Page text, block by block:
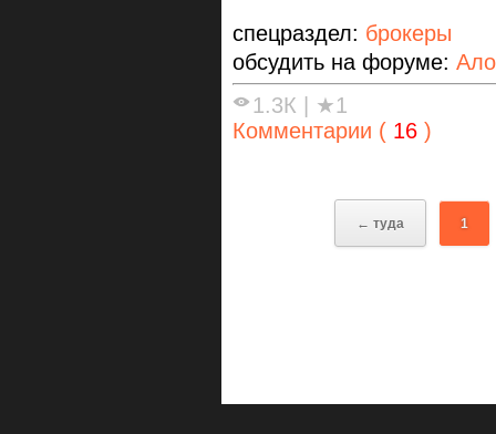
спецраздел: брокеры
обсудить на форуме:
1.3К
★1
Комментарии ( 16 )
← туда 1